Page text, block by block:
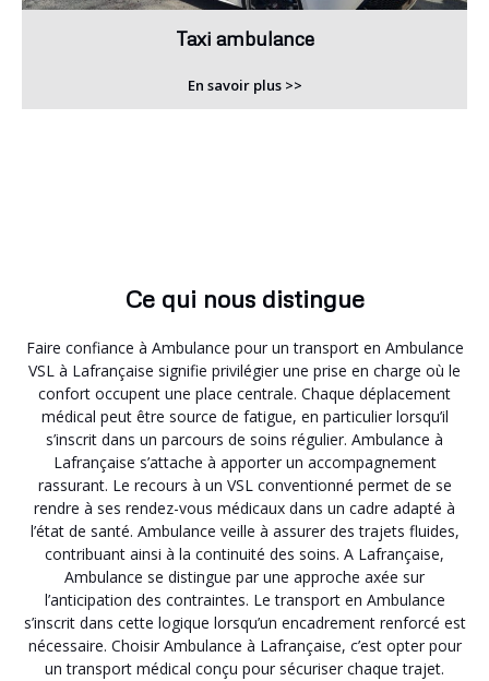
Taxi ambulance
En savoir plus >>
Ce qui nous distingue
Faire confiance à Ambulance pour un transport en Ambulance
VSL à Lafrançaise signifie privilégier une prise en charge où le
confort occupent une place centrale. Chaque déplacement
médical peut être source de fatigue, en particulier lorsqu’il
s’inscrit dans un parcours de soins régulier. Ambulance à
Lafrançaise s’attache à apporter un accompagnement
rassurant. Le recours à un VSL conventionné permet de se
rendre à ses rendez-vous médicaux dans un cadre adapté à
l’état de santé. Ambulance veille à assurer des trajets fluides,
contribuant ainsi à la continuité des soins. A Lafrançaise,
Ambulance se distingue par une approche axée sur
l’anticipation des contraintes. Le transport en Ambulance
s’inscrit dans cette logique lorsqu’un encadrement renforcé est
nécessaire. Choisir Ambulance à Lafrançaise, c’est opter pour
un transport médical conçu pour sécuriser chaque trajet.